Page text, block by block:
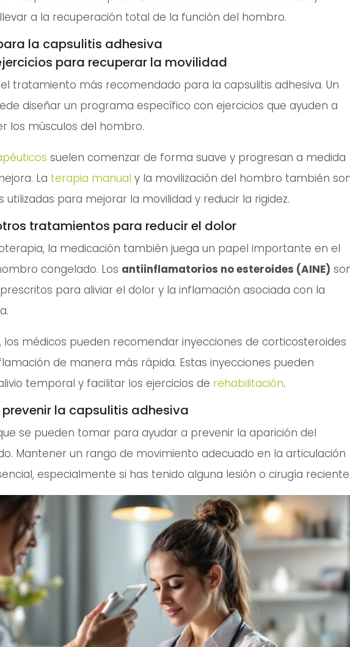
a la recuperación total de la función del hombro.
la capsulitis adhesiva
para recuperar la movilidad
tratamiento más recomendado para la capsulitis adhesiva. Un
diseñar un programa específico con ejercicios que ayuden a
los músculos del hombro.
suelen comenzar de forma suave y progresan a medida
La terapia manual y la movilización del hombro también
utilizadas para mejorar la movilidad y reducir la rigidez.
tratamientos para reducir el dolor
la medicación también juega un papel importante en el
congelado. Los antiinflamatorios no esteroides (AINE)
para aliviar el dolor y la inflamación asociada con la
los médicos pueden recomendar inyecciones de corticosteroides
de manera más rápida. Estas inyecciones pueden
temporal y facilitar los ejercicios de rehabilitación.
la capsulitis adhesiva
se pueden tomar para ayudar a prevenir la aparición del
Mantener un rango de movimiento adecuado en la articulación
especialmente si has tenido alguna lesión o cirugía